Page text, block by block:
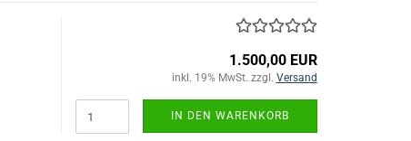
1.500,00 EUR
inkl. 19% MwSt. zzgl. Versand
IN DEN WARENKORB